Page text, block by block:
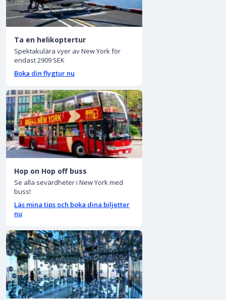
Ta en helikoptertur
Spektakulära vyer av New York för
endast 2909 SEK
Boka din flygtur nu
Hop on Hop off buss
Se alla sevärdheter i New York med
buss!
Läs mina tips och boka dina biljetter
nu